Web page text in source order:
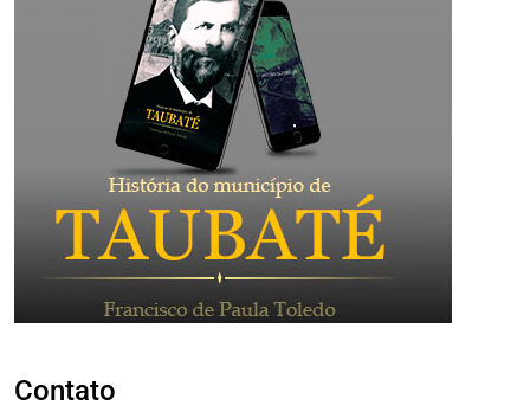
Contato